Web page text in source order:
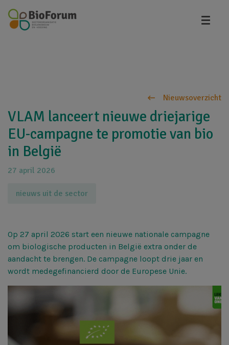
Nieuwsoverzicht
VLAM lanceert nieuwe driejarige
EU-campagne te promotie van bio
in België
27 april 2026
nieuws uit de sector
Op 27 april 2026 start een nieuwe nationale campagne
om biologische producten in België extra onder de
aandacht te brengen. De campagne loopt drie jaar en
wordt medegefinancierd door de Europese Unie.